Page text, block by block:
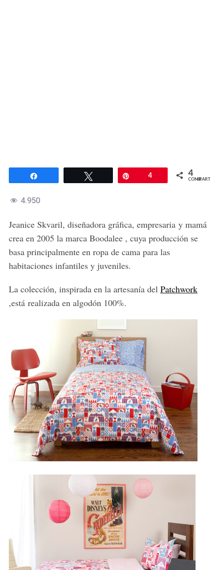
Twittear 4 4
COMPARTIR
4.950
Jeanice Skvaril, diseñadora gráfica, empresaria y mamá
crea en 2005 la marca Boodalee , cuya producción se
basa principalmente en ropa de cama para las
habitaciones infantiles y juveniles.
La colección, inspirada en la artesanía del Patchwork
,está realizada en algodón 100%.